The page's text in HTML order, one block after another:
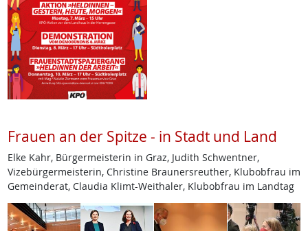
Frauen an der Spitze - in Stadt und Land
Elke Kahr, Bürgermeisterin in Graz, Judith Schwentner,
Vizebürgermeisterin, Christine Braunersreuther, Klubobfrau im
Gemeinderat, Claudia Klimt-Weithaler, Klubobfrau im Landtag